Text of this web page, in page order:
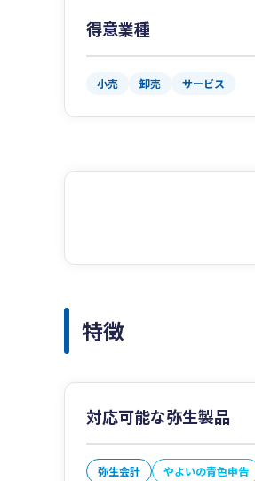
得意業種
小売 卸売 サービス
特徴
対応可能な弥生製品
弥生会計 やよいの青色申告